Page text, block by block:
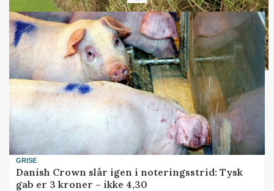
GRISE
Danish Crown slår igen i noteringsstrid: Tysk
gab er 3 kroner – ikke 4,30